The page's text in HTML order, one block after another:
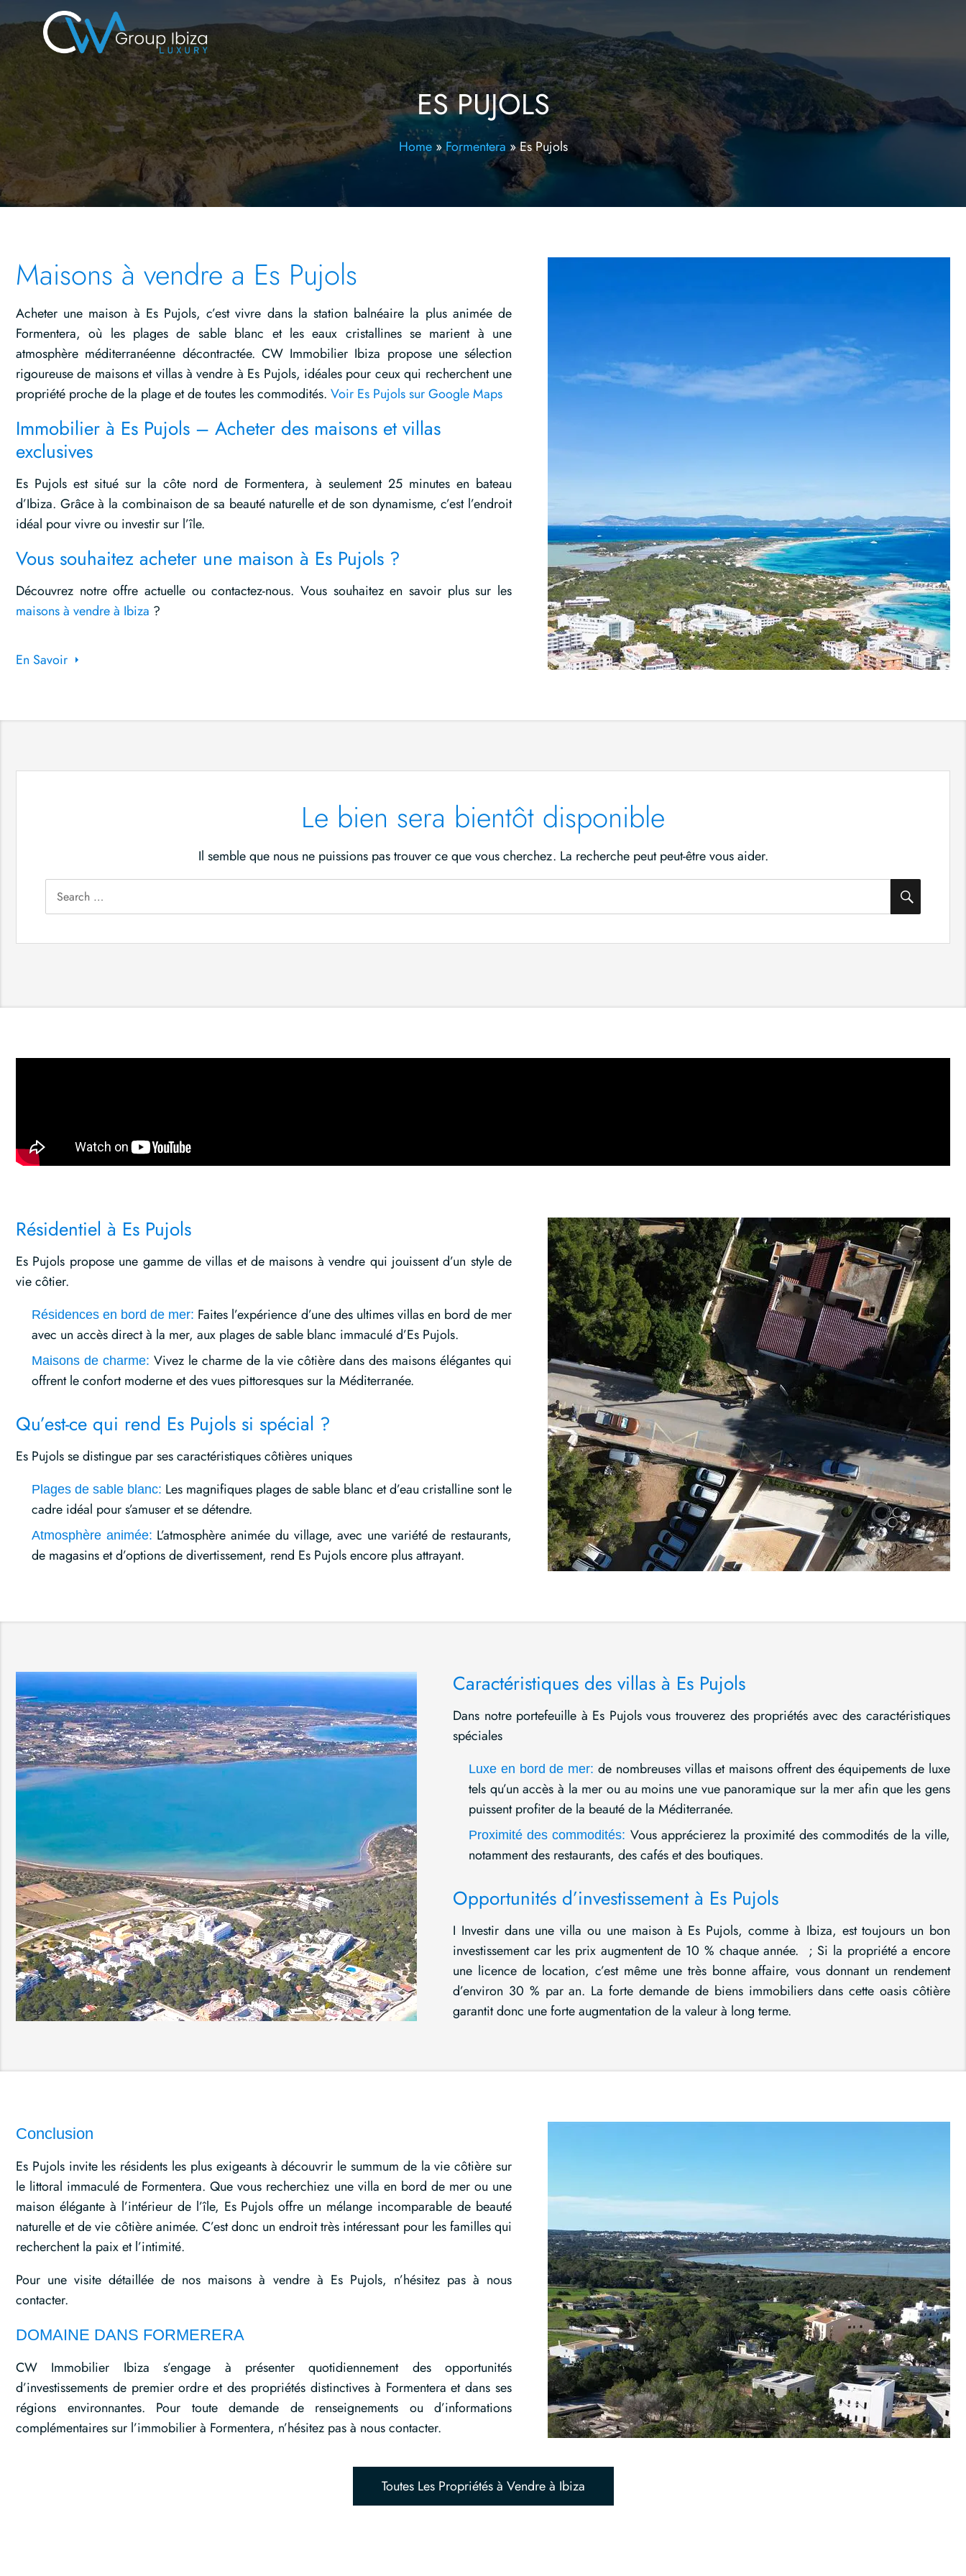
ES PUJOLS
Home»Formentera»Es Pujols
Maisons à vendre a Es Pujols
Acheter une maison à Es Pujols, c’est vivre dans la station balnéaire la plus animée de
Formentera, où les plages de sable blanc et les eaux cristallines se marient à une
atmosphère méditerranéenne décontractée. CW Immobilier Ibiza propose une sélection
rigoureuse de maisons et villas à vendre à Es Pujols, idéales pour ceux qui recherchent une
propriété proche de la plage et de toutes les commodités. Voir Es Pujols sur Google Maps
Immobilier à Es Pujols – Acheter des maisons et villas
exclusives
Es Pujols est situé sur la côte nord de Formentera, à seulement 25 minutes en bateau
d’Ibiza. Grâce à la combinaison de sa beauté naturelle et de son dynamisme, c’est l’endroit
idéal pour vivre ou investir sur l’île.
Vous souhaitez acheter une maison à Es Pujols ?
Découvrez notre offre actuelle ou contactez-nous. Vous souhaitez en savoir plus sur les
maisons à vendre à Ibiza ?
En Savoir
Le bien sera bientôt disponible
Il semble que nous ne puissions pas trouver ce que vous cherchez. La recherche peut peut-être vous aider.
Search
Résidentiel à Es Pujols
Es Pujols propose une gamme de villas et de maisons à vendre qui jouissent d’un style de
vie côtier.
Résidences en bord de mer: Faites l’expérience d’une des ultimes villas en bord de mer
avec un accès direct à la mer, aux plages de sable blanc immaculé d’Es Pujols.
Maisons de charme: Vivez le charme de la vie côtière dans des maisons élégantes qui
offrent le confort moderne et des vues pittoresques sur la Méditerranée.
Qu’est-ce qui rend Es Pujols si spécial ?
Es Pujols se distingue par ses caractéristiques côtières uniques
Plages de sable blanc: Les magnifiques plages de sable blanc et d’eau cristalline sont le
cadre idéal pour s’amuser et se détendre.
Atmosphère animée: L’atmosphère animée du village, avec une variété de restaurants,
de magasins et d’options de divertissement, rend Es Pujols encore plus attrayant.
Caractéristiques des villas à Es Pujols
Dans notre portefeuille à Es Pujols vous trouverez des propriétés avec des caractéristiques
spéciales
Luxe en bord de mer: de nombreuses villas et maisons offrent des équipements de luxe
tels qu’un accès à la mer ou au moins une vue panoramique sur la mer afin que les gens
puissent profiter de la beauté de la Méditerranée.
Proximité des commodités: Vous apprécierez la proximité des commodités de la ville,
notamment des restaurants, des cafés et des boutiques.
Opportunités d’investissement à Es Pujols
I Investir dans une villa ou une maison à Es Pujols, comme à Ibiza, est toujours un bon
investissement car les prix augmentent de 10 % chaque année. ; Si la propriété a encore
une licence de location, c’est même une très bonne affaire, vous donnant un rendement
d’environ 30 % par an. La forte demande de biens immobiliers dans cette oasis côtière
garantit donc une forte augmentation de la valeur à long terme.
Conclusion
Es Pujols invite les résidents les plus exigeants à découvrir le summum de la vie côtière sur
le littoral immaculé de Formentera. Que vous recherchiez une villa en bord de mer ou une
maison élégante à l’intérieur de l’île, Es Pujols offre un mélange incomparable de beauté
naturelle et de vie côtière animée. C’est donc un endroit très intéressant pour les familles qui
recherchent la paix et l’intimité.
Pour une visite détaillée de nos maisons à vendre à Es Pujols, n’hésitez pas à nous
contacter.
DOMAINE DANS FORMERERA
CW Immobilier Ibiza s’engage à présenter quotidiennement des opportunités
d’investissements de premier ordre et des propriétés distinctives à Formentera et dans ses
régions environnantes. Pour toute demande de renseignements ou d’informations
complémentaires sur l’immobilier à Formentera, n’hésitez pas à nous contacter.
Toutes Les Propriétés à Vendre à Ibiza